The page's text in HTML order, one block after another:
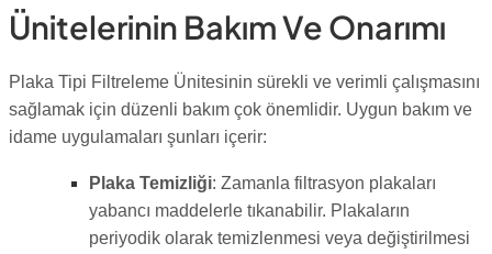
Ünitelerinin Bakım Ve Onarımı
Plaka Tipi Filtreleme Ünitesinin sürekli ve verimli çalışmasını
sağlamak için düzenli bakım çok önemlidir. Uygun bakım ve
idame uygulamaları şunları içerir:
Plaka Temizliği: Zamanla filtrasyon plakaları
yabancı maddelerle tıkanabilir. Plakaların
periyodik olarak temizlenmesi veya değiştirilmesi